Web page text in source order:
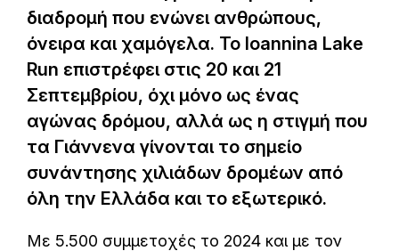
διαδρομή που ενώνει ανθρώπους,
όνειρα και χαμόγελα. Το Ioannina Lake
Run επιστρέφει στις 20 και 21
Σεπτεμβρίου, όχι μόνο ως ένας
αγώνας δρόμου, αλλά ως η στιγμή που
τα Γιάννενα γίνονται το σημείο
συνάντησης χιλιάδων δρομέων από
όλη την Ελλάδα και το εξωτερικό.
Με 5.500 συμμετοχές το 2024 και με τον